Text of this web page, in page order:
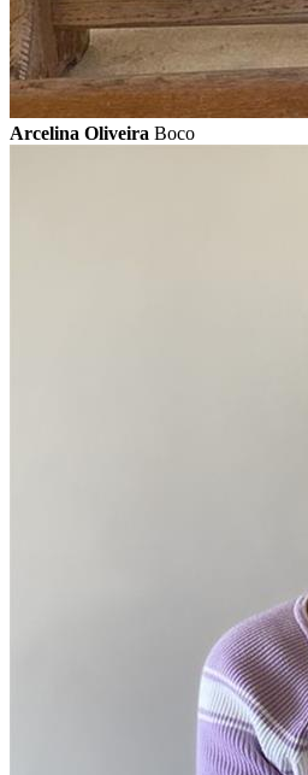
Arcelina Oliveira Boco